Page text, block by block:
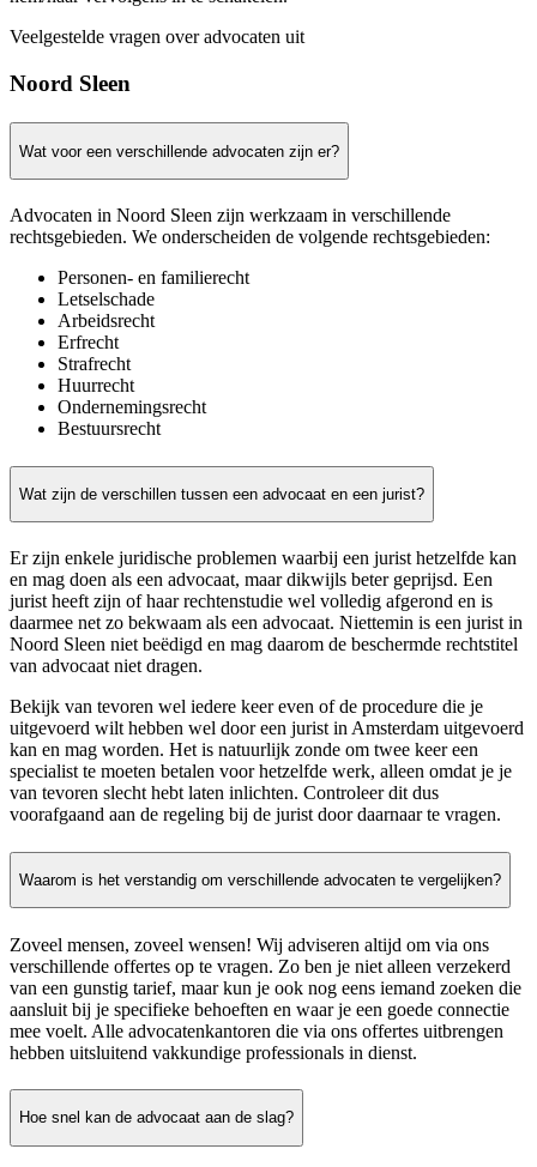
Veelgestelde vragen over advocaten uit
Noord Sleen
Wat voor een verschillende advocaten zijn er?
Advocaten in Noord Sleen zijn werkzaam in verschillende
rechtsgebieden. We onderscheiden de volgende rechtsgebieden:
Personen- en familierecht
Letselschade
Arbeidsrecht
Erfrecht
Strafrecht
Huurrecht
Ondernemingsrecht
Bestuursrecht
Wat zijn de verschillen tussen een advocaat en een jurist?
Er zijn enkele juridische problemen waarbij een jurist hetzelfde kan
en mag doen als een advocaat, maar dikwijls beter geprijsd. Een
jurist heeft zijn of haar rechtenstudie wel volledig afgerond en is
daarmee net zo bekwaam als een advocaat. Niettemin is een jurist in
Noord Sleen niet beëdigd en mag daarom de beschermde rechtstitel
van advocaat niet dragen.
Bekijk van tevoren wel iedere keer even of de procedure die je
uitgevoerd wilt hebben wel door een jurist in Amsterdam uitgevoerd
kan en mag worden. Het is natuurlijk zonde om twee keer een
specialist te moeten betalen voor hetzelfde werk, alleen omdat je je
van tevoren slecht hebt laten inlichten. Controleer dit dus
voorafgaand aan de regeling bij de jurist door daarnaar te vragen.
Waarom is het verstandig om verschillende advocaten te vergelijken?
Zoveel mensen, zoveel wensen! Wij adviseren altijd om via ons
verschillende offertes op te vragen. Zo ben je niet alleen verzekerd
van een gunstig tarief, maar kun je ook nog eens iemand zoeken die
aansluit bij je specifieke behoeften en waar je een goede connectie
mee voelt. Alle advocatenkantoren die via ons offertes uitbrengen
hebben uitsluitend vakkundige professionals in dienst.
Hoe snel kan de advocaat aan de slag?